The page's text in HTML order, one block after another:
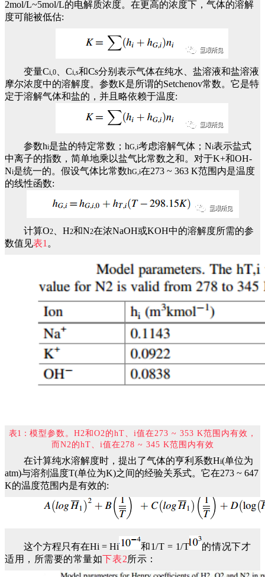
2mol/L~5mol/L的电解质浓度。在更高的浓度下，气体的溶解
度可能被低估:
变量Ci,0、Ci,s和Cs分别表示气体在纯水、盐溶液和盐溶液
摩尔浓度中的溶解度。参数K是所谓的Setchenov常数。它是特
定于溶解气体和盐的，并且略依赖于温度:
参数hi是盐的特定常数；hG,i考虑溶解气体；Ni表示盐式
中离子的指数，简单地乘以盐气比常数之和。对于K+和OH-
Ni是统一的。假设气体比常数hG,i在273 ~ 363 K范围内是温度
的线性函数:
计算O2、H2和N2在浓NaOH或KOH中的溶解度所需的参
数值见表1。
表1： 模型参数。H2和O2的hT、i值在273 ~ 353 K范围内有效，
而N2的hT、i值在278 ~ 345 K范围内有效
在计算纯水溶解度时，提出了气体的亨利系数Hi(单位为
atm)与溶剂温度T(单位为K)之间的经验关系式。它在273 ~ 647
K的温度范围内是有效的:
这个方程只有在Hi = Hi 和1/T = 1/T
的情况下才
适用，所需要的常量如下表2所示：